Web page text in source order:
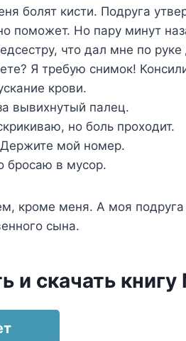
болят кисти. Подруга
поможет. Но пару минут
что дал мне по
Я требую снимок!
крови.
вывихнутый палец.
но боль проходит.
мой номер.
бросаю в мусор.
кроме меня. А моя
сына.
и скачать